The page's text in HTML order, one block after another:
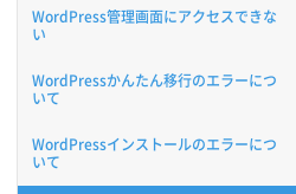
WordPress管理画面にアクセスできな
い
WordPressかんたん移行のエラーにつ
いて
WordPressインストールのエラーにつ
いて